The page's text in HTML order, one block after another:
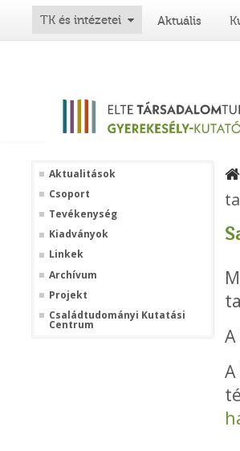
TK és intézetei Aktuális
Aktualitások
Csoport
Tevékenység
Kiadványok
Linkek
Archívum
Projekt
Családtudományi Kutatási
Centrum